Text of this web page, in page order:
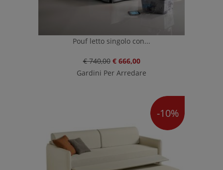
Pouf letto singolo con...
€ 740,00 € 666,00
Gardini Per Arredare
-10%